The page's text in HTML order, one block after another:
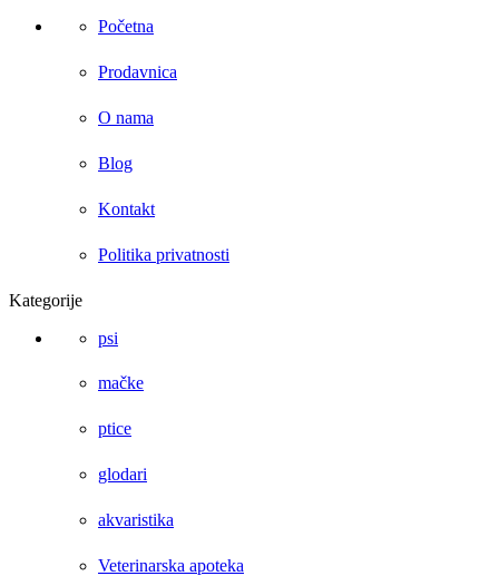
Početna
Prodavnica
O nama
Blog
Kontakt
Politika privatnosti
Kategorije
psi
mačke
ptice
glodari
akvaristika
Veterinarska apoteka